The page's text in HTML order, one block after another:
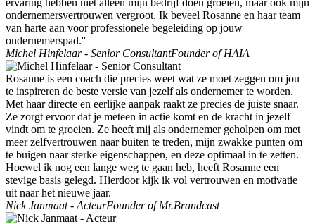
ervaring hebben niet alleen mijn bedrijf doen groeien, maar ook mijn
ondernemersvertrouwen vergroot. Ik beveel Rosanne en haar team
van harte aan voor professionele begeleiding op jouw
ondernemerspad.''
Michel Hinfelaar - Senior ConsultantFounder of HAIA
Rosanne is een coach die precies weet wat ze moet zeggen om jou
te inspireren de beste versie van jezelf als ondernemer te worden.
Met haar directe en eerlijke aanpak raakt ze precies de juiste snaar.
Ze zorgt ervoor dat je meteen in actie komt en de kracht in jezelf
vindt om te groeien. Ze heeft mij als ondernemer geholpen om met
meer zelfvertrouwen naar buiten te treden, mijn zwakke punten om
te buigen naar sterke eigenschappen, en deze optimaal in te zetten.
Hoewel ik nog een lange weg te gaan heb, heeft Rosanne een
stevige basis gelegd. Hierdoor kijk ik vol vertrouwen en motivatie
uit naar het nieuwe jaar.
Nick Janmaat - ActeurFounder of Mr.Brandcast